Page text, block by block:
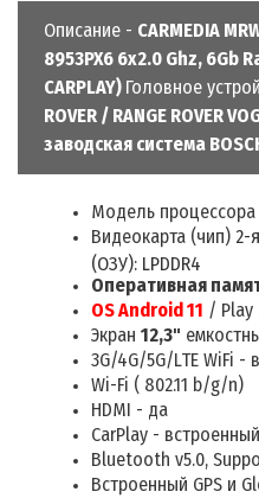
Описание - CARMEDIA
8953PX6 6x2.0 Ghz, 6Gb
CARPLAY) Головное
ROVER / RANGE ROVER
заводская система
Модель процессора
Видеокарта (чип) 2-
(ОЗУ): LPDDR4
Оперативная
OS Android 11 / Play
Экран 12,3"
3G/4G/5G/LTE WiFi -
Wi-Fi ( 802.11 b/g/n)
HDMI - да
CarPlay - встроенный
Bluetooth v5.0,
Встроенный GPS и